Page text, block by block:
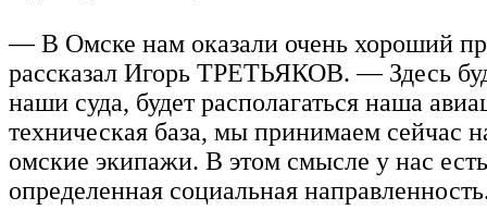
— В Омске нам оказали очень хороший
рассказал Игорь ТРЕТЬЯКОВ. — Здесь
наши суда, будет располагаться наша
техническая база, мы принимаем сейчас
омские экипажи. В этом смысле у нас
определенная социальная